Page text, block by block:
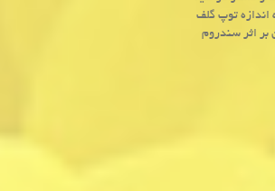
اندازه توپ گلف
بر اثر سندروم